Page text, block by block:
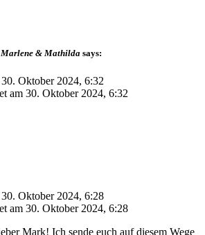
& Mathilda says:
30. Oktober 2024, 6:32
am 30. Oktober 2024, 6:32
30. Oktober 2024, 6:28
am 30. Oktober 2024, 6:28
Mark! Ich sende euch auf diesem Wege